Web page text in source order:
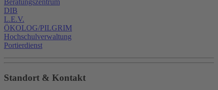
Beratungszentrum
DIB
L.E.V.
ÖKOLOG/PILGRIM
Hochschulverwaltung
Portierdienst
Standort & Kontakt